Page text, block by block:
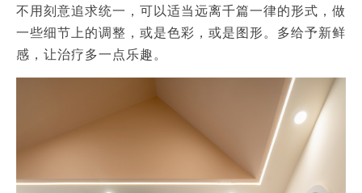
不用刻意追求统一，可以适当远离千篇一律的形式，做
一些细节上的调整，或是色彩，或是图形。多给予新鲜
感，让治疗多一点乐趣。